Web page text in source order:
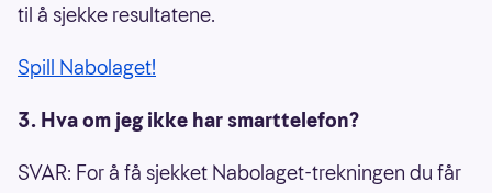
til å sjekke resultatene.
Spill Nabolaget!
3. Hva om jeg ikke har smarttelefon?
SVAR: For å få sjekket Nabolaget-trekningen du får